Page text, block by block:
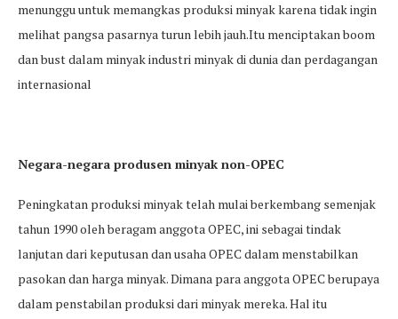
menunggu untuk memangkas produksi minyak karena tidak ingin
melihat pangsa pasarnya turun lebih jauh.Itu menciptakan boom
dan bust dalam minyak industri minyak di dunia dan perdagangan
internasional
Negara-negara produsen minyak non-OPEC
Peningkatan produksi minyak telah mulai berkembang semenjak
tahun 1990 oleh beragam anggota OPEC, ini sebagai tindak
lanjutan dari keputusan dan usaha OPEC dalam menstabilkan
pasokan dan harga minyak. Dimana para anggota OPEC berupaya
dalam penstabilan produksi dari minyak mereka. Hal itu